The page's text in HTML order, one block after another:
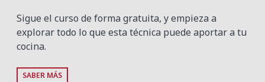
Sigue el curso de forma gratuita, y empieza a
explorar todo lo que esta técnica puede aportar a tu
cocina.
SABER MÁS